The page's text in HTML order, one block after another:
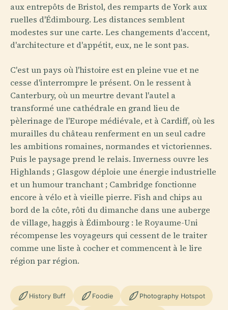
aux entrepôts de Bristol, des remparts de York aux
ruelles d'Édimbourg. Les distances semblent
modestes sur une carte. Les changements d'accent,
d'architecture et d'appétit, eux, ne le sont pas.
C'est un pays où l'histoire est en pleine vue et ne
cesse d'interrompre le présent. On le ressent à
Canterbury, où un meurtre devant l'autel a
transformé une cathédrale en grand lieu de
pèlerinage de l'Europe médiévale, et à Cardiff, où les
murailles du château renferment en un seul cadre
les ambitions romaines, normandes et victoriennes.
Puis le paysage prend le relais. Inverness ouvre les
Highlands ; Glasgow déploie une énergie industrielle
et un humour tranchant ; Cambridge fonctionne
encore à vélo et à vieille pierre. Fish and chips au
bord de la côte, rôti du dimanche dans une auberge
de village, haggis à Édimbourg : le Royaume-Uni
récompense les voyageurs qui cessent de le traiter
comme une liste à cocher et commencent à le lire
région par région.
History Buff Foodie Photography Hotspot